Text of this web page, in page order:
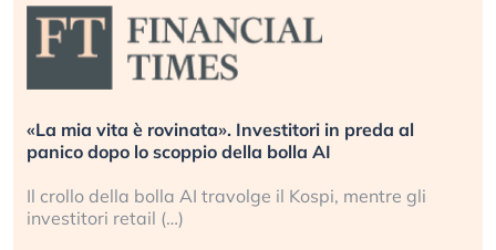
«La mia vita è rovinata». Investitori in preda al
panico dopo lo scoppio della bolla AI
Il crollo della bolla AI travolge il Kospi, mentre gli
investitori retail (…)